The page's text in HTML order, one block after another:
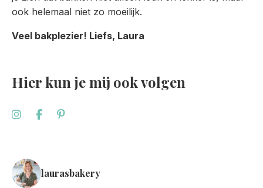
ook helemaal niet zo moeilijk.
Veel bakplezier! Liefs, Laura
Hier kun je mij ook volgen
laurasbakery